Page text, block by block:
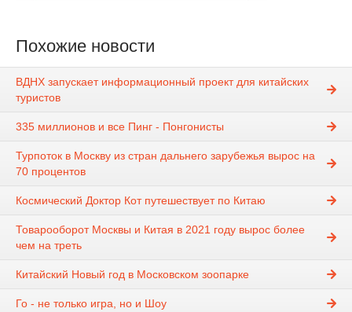
Похожие новости
ВДНХ запускает информационный проект для китайских
туристов
335 миллионов и все Пинг - Понгонисты
Турпоток в Москву из стран дальнего зарубежья вырос на
70 процентов
Космический Доктор Кот путешествует по Китаю
Товарооборот Москвы и Китая в 2021 году вырос более
чем на треть
Китайский Новый год в Московском зоопарке
Го - не только игра, но и Шоу